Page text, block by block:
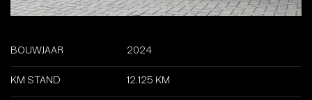
BOUWJAAR 2024
KM STAND 12.125 KM